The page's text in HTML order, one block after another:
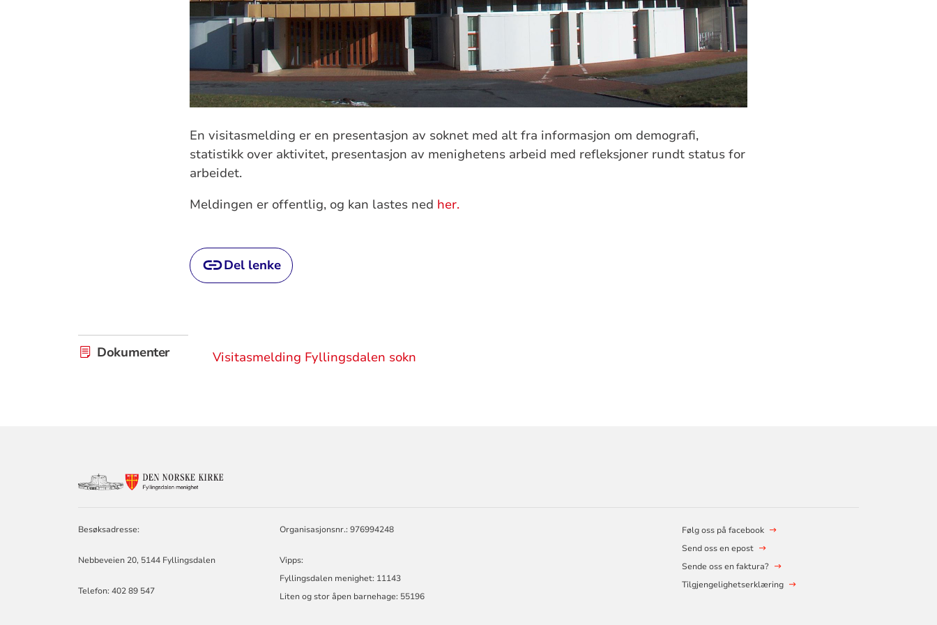
En visitasmelding er en presentasjon av soknet med alt fra informasjon om demografi,
statistikk over aktivitet, presentasjon av menighetens arbeid med refleksjoner rundt status for
arbeidet.
Meldingen er offentlig, og kan lastes ned her.
Del lenke
Dokumenter Visitasmelding Fyllingsdalen sokn
Besøksadresse:
Nebbeveien 20, 5144 Fyllingsdalen
Telefon:402 89 547
Organisasjonsnr.: 976994248
Vipps:
Fyllingsdalen menighet: 11143
Liten og stor åpen barnehage: 55196
Følg oss på facebook
Send oss en epost
Sende oss en faktura?
Tilgjengelighetserklæring